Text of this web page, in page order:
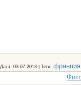
Дата: 03.07.2013 | Теги: франция